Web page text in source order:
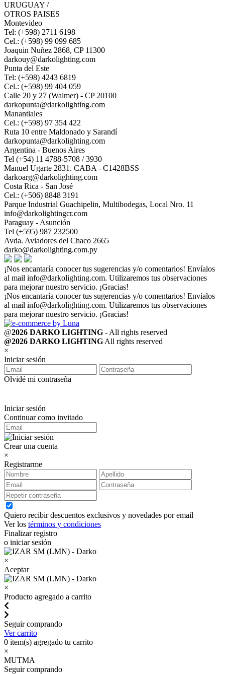
URUGUAY /
OTROS PAISES
Montevideo
Tel: (+598) 2711 6198
Cel.: (+598) 99 099 685
Joaquin Nuñez 2868, CP 11300
darkouy@darkolighting.com
Punta del Este
Tel: (+598) 4243 6819
Cel.: (+598) 99 404 059
Calle 20 y 27 (Walmer) - CP 20100
darkopunta@darkolighting.com
Manantiales
Cel.: (+598) 97 354 422
Ruta 10 entre Maldonado y Sarandí
darkopunta@darkolighting.com
Argentina - Buenos Aires
Tel (+54) 11 4788-5708 / 3930
Manuel Ugarte 2831. CABA - C1428BSS
darkoarg@darkolighting.com
Costa Rica - San José
Cel.: (+506) 8848 3191
Parque Industrial Guachipelin, Multibodegas, Local Nro. 11
info@darkolightingcr.com
Paraguay - Asunción
Tel (+595) 987 232500
Avda. Aviadores del Chaco 2665
darko@darkolighting.com.py
¡Nos encantaría conocer tus sugerencias y/o comentarios! Envíalos
al mail info@darkolighting.com. Utilizaremos tus observaciones
para mejorar nuestro servicio. ¡Gracias!
¡Nos encantaría conocer tus sugerencias y/o comentarios! Envíalos
al mail info@darkolighting.com. Utilizaremos tus observaciones
para mejorar nuestro servicio. ¡Gracias!
@2026 DARKO LIGHTING - All rights reserved
@2026 DARKO LIGHTINGAll rights reserved
×
Iniciar sesión
Olvidé mi contraseña
Iniciar sesión
Continuar como invitado
Crear una cuenta
×
Registrarme
Quiero recibir descuentos exclusivos y novedades por email
Ver los términos y condiciones
Finalizar registro
o iniciar sesión
×
Aceptar
×
Producto agregado a carrito
Seguir comprando
Ver carrito
0 item(s) agregado tu carrito
×
MUTMA
Seguir comprando